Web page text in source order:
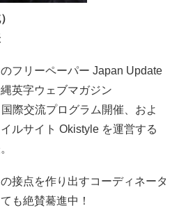
フリーペーパー Japan Update
英字ウェブマガジン
際交流プログラム開催、およ
ルサイト Okistyle を運営する
接点を作り出すコーディネータ
ても絶賛驀進中！